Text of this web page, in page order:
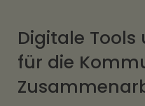
Digitale
für die